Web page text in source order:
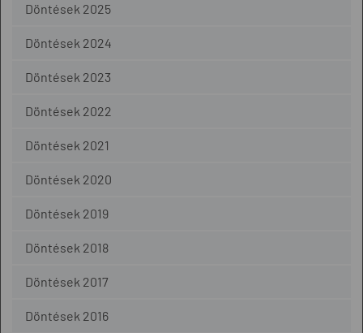
Döntések 2025
Döntések 2024
Döntések 2023
Döntések 2022
Döntések 2021
Döntések 2020
Döntések 2019
Döntések 2018
Döntések 2017
Döntések 2016